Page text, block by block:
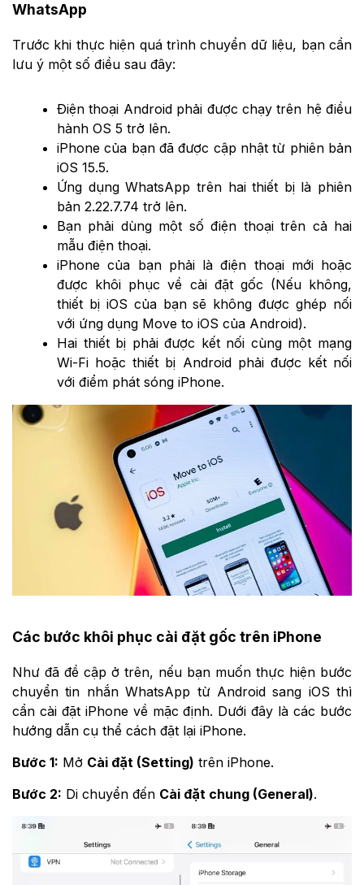
WhatsApp
Trước khi thực hiện quá trình chuyển dữ liệu, bạn cần
lưu ý một số điều sau đây:
Điện thoại Android phải được chạy trên hệ điều
hành OS 5 trở lên.
iPhone của bạn đã được cập nhật từ phiên bản
iOS 15.5.
Ứng dụng WhatsApp trên hai thiết bị là phiên
bản 2.22.7.74 trở lên.
Bạn phải dùng một số điện thoại trên cả hai
mẫu điện thoại.
iPhone của bạn phải là điện thoại mới hoặc
được khôi phục về cài đặt gốc (Nếu không,
thiết bị iOS của bạn sẽ không được ghép nối
với ứng dụng Move to iOS của Android).
Hai thiết bị phải được kết nối cùng một mạng
Wi-Fi hoặc thiết bị Android phải được kết nối
với điểm phát sóng iPhone.
Các bước khôi phục cài đặt gốc trên iPhone
Như đã đề cập ở trên, nếu bạn muốn thực hiện bước
chuyển tin nhắn WhatsApp từ Android sang iOS thì
cần cài đặt iPhone về mặc định. Dưới đây là các bước
hướng dẫn cụ thể cách đặt lại iPhone.
Bước 1: Mở Cài đặt (Setting) trên iPhone.
Bước 2: Di chuyển đến Cài đặt chung (General).